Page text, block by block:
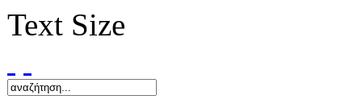
Text Size